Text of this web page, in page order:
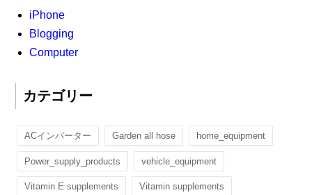
iPhone
Blogging
Computer
カテゴリー
ACインバーター Garden all hose home_equipment
Power_supply_products vehicle_equipment
Vitamin E supplements Vitamin supplements